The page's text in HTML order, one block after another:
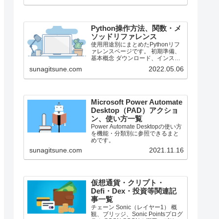
で、それより前のバージョンにつ
Python操作方法、関数・メ
ソッドリファレンス
使用用途別にまとめたPythonリフ
ァレンスページです。 初期準備、
基本概念 ダウンロード、インスト
ール、起動 ShellとEditor、保存、
実行 保存したPythonの起動 コメン
ト、docstring、行またぎ コメン
sunagitsune.com 2022.05.06
Microsoft Power Automate
Desktop（PAD）アクショ
ン、使い方一覧
Power Automate Desktopの使い方
を機能・分類別に参照できるまと
めです。
sunagitsune.com 2021.11.16
仮想通貨・クリプト・
Defi・Dex・投資等関連記
事一覧
チェーン Sonic（レイヤー1） 概
観、ブリッジ、Sonic Pointsプログ